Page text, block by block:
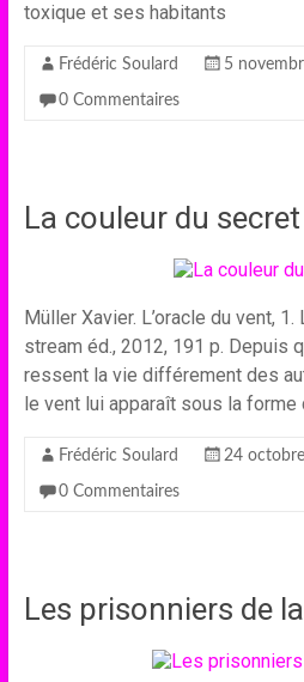
toxique et ses habitants
Frédéric Soulard 5
0 Commentaires
La couleur du secret
Müller Xavier. L’oracle du vent,
stream éd., 2012, 191 p. Depuis
ressent la vie différement des
le vent lui apparaît sous la forme
Frédéric Soulard 24
0 Commentaires
Les prisonniers de